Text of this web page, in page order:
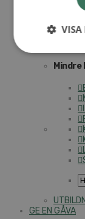
Mindre
GE EN GÅVA
VISA